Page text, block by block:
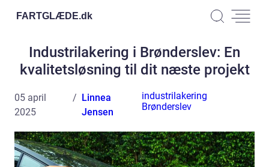
FARTGLÆDE.dk
Industrilakering i Brønderslev: En
kvalitetsløsning til dit næste projekt
05 april
2025
Linnea
Jensen
industrilakering
Brønderslev